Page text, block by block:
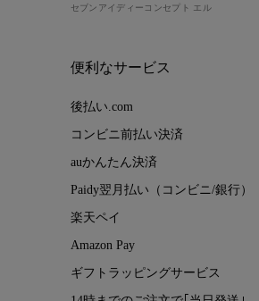
セブンアイディーコンセプト エル
便利なサービス
後払い.com
コンビニ前払い決済
auかんたん決済
Paidy翌月払い（コンビニ/銀行）
楽天ペイ
Amazon Pay
ギフトラッピングサービス